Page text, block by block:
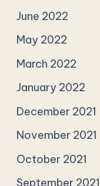
June 2022
May 2022
March 2022
January 2022
December 2021
November 2021
October 2021
September 2021